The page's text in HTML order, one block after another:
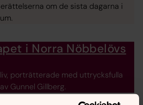
om de sista dagarna i
i Norra Nöbbelövs
porträtterade med uttrycksfulla
Gunnel Gillberg.